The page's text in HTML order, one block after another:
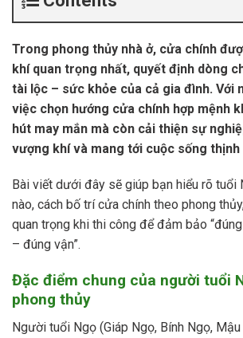
Trong phong thủy nhà ở, cửa chính
khí quan trọng nhất, quyết định dòng
tài lộc – sức khỏe của cả gia đình. Với
việc chọn hướng cửa chính hợp mệnh
hút may mắn mà còn cải thiện sự
vượng khí và mang tới cuộc sống thịnh
Bài viết dưới đây sẽ giúp bạn hiểu rõ tuổi
nào, cách bố trí cửa chính theo phong
quan trọng khi thi công để đảm bảo
– đúng vận”.
Đặc điểm chung của người tuổi
phong thủy
Người tuổi Ngọ (Giáp Ngọ, Bính Ngọ, Mậu